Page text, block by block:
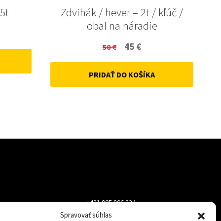
Spravovať súhlas
Zdvihák / hever – 2t / kľúč /
obal na náradie
50€
Original
price
was:
45 €Current
price
is:
PRIDAŤ DO KOŠÍKA
+421 905 806 234
info@dojazdovekolesa.com